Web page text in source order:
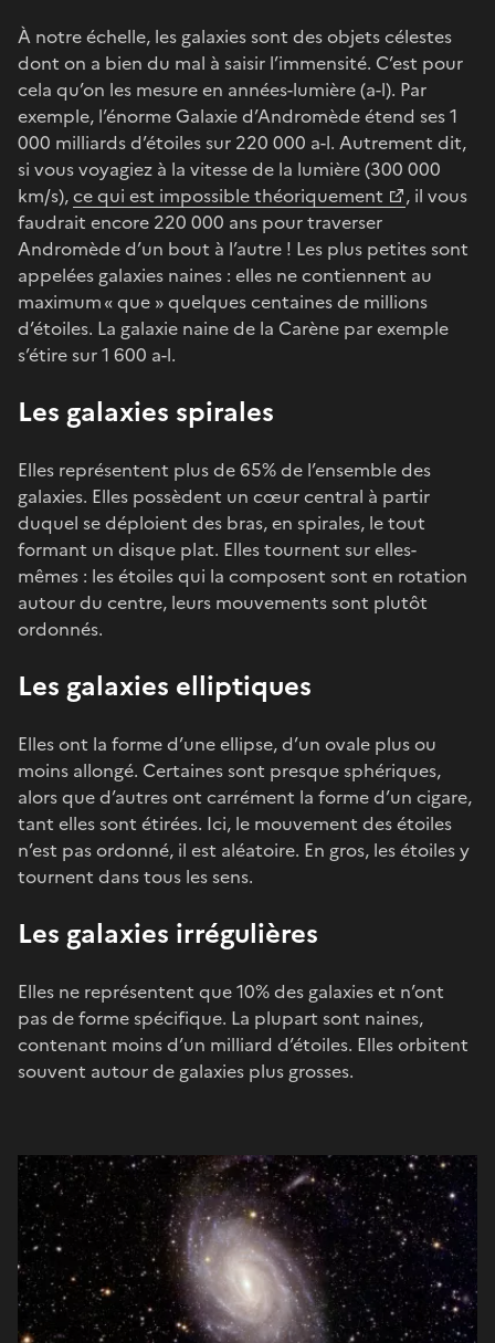
À notre échelle, les galaxies sont des objets célestes
dont on a bien du mal à saisir l’immensité. C’est pour
cela qu’on les mesure en années-lumière (a-l). Par
exemple, l’énorme Galaxie d’Andromède étend ses 1
000 milliards d’étoiles sur 220 000 a-l. Autrement dit,
si vous voyagiez à la vitesse de la lumière (300 000
km/s),ce qui est impossible théoriquement
, il vous
faudrait encore 220 000 ans pour traverser
Andromède d’un bout à l’autre ! Les plus petites sont
appelées galaxies naines : elles ne contiennent au
maximum « que » quelques centaines de millions
d’étoiles. La galaxie naine de la Carène par exemple
s’étire sur 1 600 a-l.
Les galaxies spirales
Elles représentent plus de 65% de l’ensemble des
galaxies. Elles possèdent un cœur central à partir
duquel se déploient des bras, en spirales, le tout
formant un disque plat. Elles tournent sur elles-
mêmes : les étoiles qui la composent sont en rotation
autour du centre, leurs mouvements sont plutôt
ordonnés.
Les galaxies elliptiques
Elles ont la forme d’une ellipse, d’un ovale plus ou
moins allongé. Certaines sont presque sphériques,
alors que d’autres ont carrément la forme d’un cigare,
tant elles sont étirées. Ici, le mouvement des étoiles
n’est pas ordonné, il est aléatoire. En gros, les étoiles y
tournent dans tous les sens.
Les galaxies irrégulières
Elles ne représentent que 10% des galaxies et n’ont
pas de forme spécifique. La plupart sont naines,
contenant moins d’un milliard d’étoiles. Elles orbitent
souvent autour de galaxies plus grosses.